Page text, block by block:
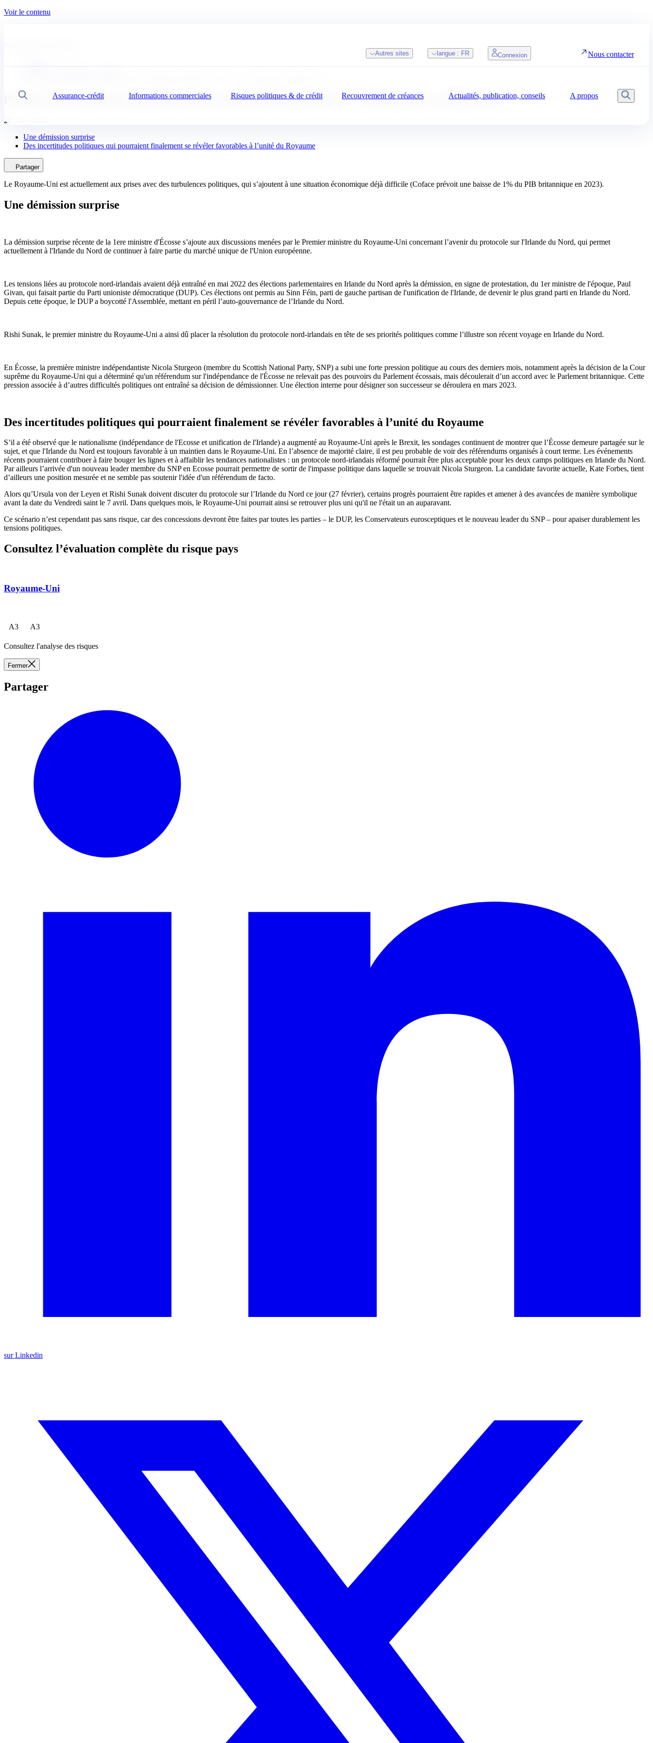
Voir le contenu
RechercheAssurance-crédit Informations commerciales Risques politiques & de crédit Recouvrement de créances Actualités, publication, conseils A propos
Autres sites langue : FR Connexion Nous contacter
Protocole nord-irlandais, démission de la première ministre écossaise… un Royaume vraiment Uni ?
28 / 02 / 2023
Une démission surprise
Des incertitudes politiques qui pourraient finalement se révéler favorables à l’unité du Royaume
Partager
Le Royaume-Uni est actuellement aux prises avec des turbulences politiques, qui s’ajoutent à une situation économique déjà difficile (Coface prévoit une baisse de 1% du PIB britannique en 2023).
Une démission surprise
La démission surprise récente de la 1ere ministre d'Écosse s’ajoute aux discussions menées par le Premier ministre du Royaume-Uni concernant l’avenir du protocole sur l'Irlande du Nord, qui permet
actuellement à l'Irlande du Nord de continuer à faire partie du marché unique de l'Union européenne.
Les tensions liées au protocole nord-irlandais avaient déjà entraîné en mai 2022 des élections parlementaires en Irlande du Nord après la démission, en signe de protestation, du 1er ministre de l'époque, Paul
Givan, qui faisait partie du Parti unioniste démocratique (DUP). Ces élections ont permis au Sinn Féin, parti de gauche partisan de l'unification de l'Irlande, de devenir le plus grand parti en Irlande du Nord.
Depuis cette époque, le DUP a boycotté l'Assemblée, mettant en péril l’auto-gouvernance de l’Irlande du Nord.
Rishi Sunak, le premier ministre du Royaume-Uni a ainsi dû placer la résolution du protocole nord-irlandais en tête de ses priorités politiques comme l’illustre son récent voyage en Irlande du Nord.
En Écosse, la première ministre indépendantiste Nicola Sturgeon (membre du Scottish National Party, SNP) a subi une forte pression politique au cours des derniers mois, notamment après la décision de la Cour
suprême du Royaume-Uni qui a déterminé qu'un référendum sur l'indépendance de l'Écosse ne relevait pas des pouvoirs du Parlement écossais, mais découlerait d’un accord avec le Parlement britannique. Cette
pression associée à d’autres difficultés politiques ont entraîné sa décision de démissionner. Une élection interne pour désigner son successeur se déroulera en mars 2023.
Des incertitudes politiques qui pourraient finalement se révéler favorables à l’unité du Royaume
S’il a été observé que le nationalisme (indépendance de l'Ecosse et unification de l'Irlande) a augmenté au Royaume-Uni après le Brexit, les sondages continuent de montrer que l’Écosse demeure partagée sur le
sujet, et que l'Irlande du Nord est toujours favorable à un maintien dans le Royaume-Uni. En l’absence de majorité claire, il est peu probable de voir des référendums organisés à court terme. Les événements
récents pourraient contribuer à faire bouger les lignes et à affaiblir les tendances nationalistes : un protocole nord-irlandais réformé pourrait être plus acceptable pour les deux camps politiques en Irlande du Nord.
Par ailleurs l’arrivée d'un nouveau leader membre du SNP en Ecosse pourrait permettre de sortir de l'impasse politique dans laquelle se trouvait Nicola Sturgeon. La candidate favorite actuelle, Kate Forbes, tient
d’ailleurs une position mesurée et ne semble pas soutenir l'idée d'un référendum de facto.
Alors qu’Ursula von der Leyen et Rishi Sunak doivent discuter du protocole sur l’Irlande du Nord ce jour (27 février), certains progrès pourraient être rapides et amener à des avancées de manière symbolique
avant la date du Vendredi saint le 7 avril. Dans quelques mois, le Royaume-Uni pourrait ainsi se retrouver plus uni qu'il ne l'était un an auparavant.
Ce scénario n’est cependant pas sans risque, car des concessions devront être faites par toutes les parties – le DUP, les Conservateurs eurosceptiques et le nouveau leader du SNP – pour apaiser durablement les
tensions politiques.
Consultez l’évaluation complète du risque pays
Royaume-Uni
A3 A3
Consultez l'analyse des risques
Fermer
Partager
sur Linkedin